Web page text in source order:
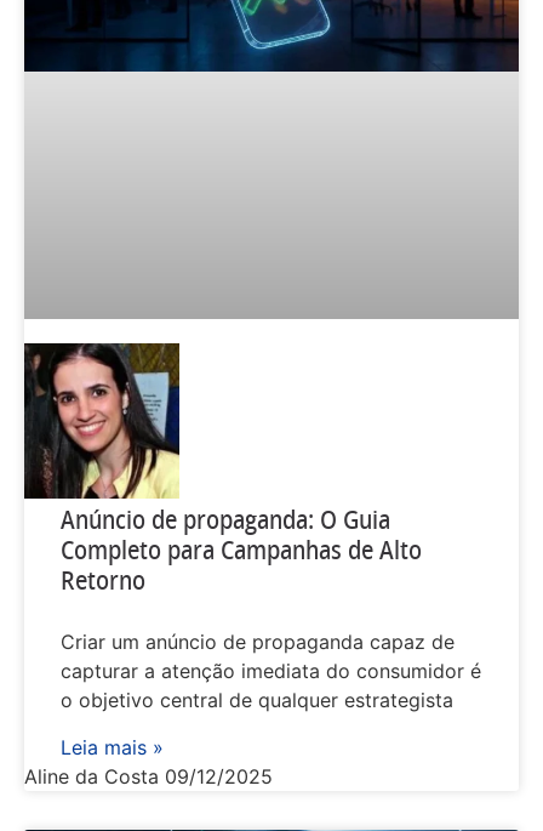
Anúncio de propaganda: O Guia
Completo para Campanhas de Alto
Retorno
Criar um anúncio de propaganda capaz de
capturar a atenção imediata do consumidor é
o objetivo central de qualquer estrategista
Leia mais »
Aline da Costa 09/12/2025